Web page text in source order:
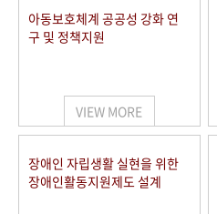
아동보호체계 공공성 강화 연
구 및 정책지원
VIEW MORE
장애인 자립생활 실현을 위한
장애인활동지원제도 설계